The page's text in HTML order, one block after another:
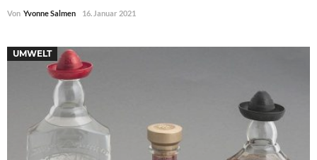
Von Yvonne Salmen 16. Januar 2021
UMWELT